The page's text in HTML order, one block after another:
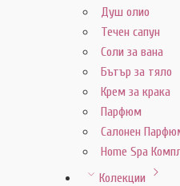
Душ олио
Течен сапун
Соли за вана
Бътър за тяло
Крем за крака
Парфюм
Салонен
Home Spa
Колекции